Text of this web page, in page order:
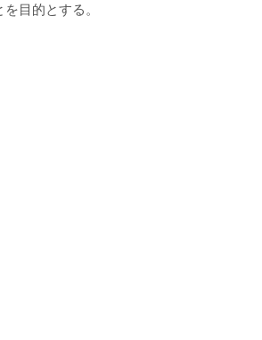
目的とする。